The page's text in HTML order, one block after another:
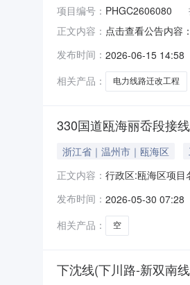
项目编号： PHGC2606080
正文内容： 点击查看公告内容
发布时间： 2026-06-15 14:58
相关产品：
电力线路迁改工程
330国道瓯海丽岙段接
浙江省｜温州市｜瓯海区
正文内容： 行政区:瓯海区项
约定交地时间
发布时间： 2026-05-30 07:28
相关产品：
空
下沈线(下川路-新双南